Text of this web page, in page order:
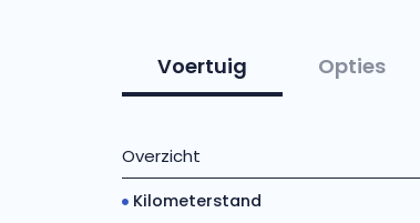
Voertuig Opties
Overzicht
Kilometerstand